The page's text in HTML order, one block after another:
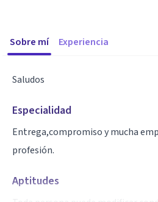
Sobre mí Experiencia
Saludos
Especialidad
Entrega,compromiso y mucha
profesión.
Aptitudes